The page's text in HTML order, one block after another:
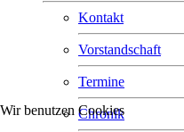
Kontakt
Vorstandschaft
Termine
Chronik
Wir benutzen Cookies